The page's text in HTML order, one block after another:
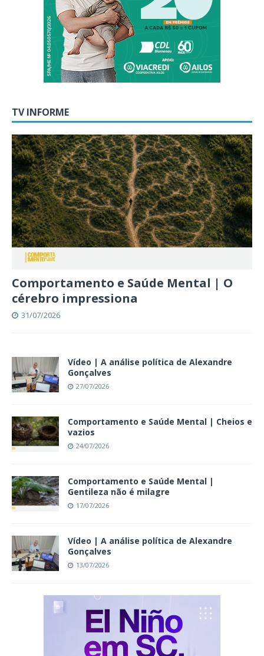
TV INFORME
Comportamento e Saúde Mental | O
cérebro impressiona
31/07/2026
Vídeo | A análise política de Alexandre
Gonçalves
27/07/2026
Comportamento e Saúde Mental | Cheios e
vazios
24/07/2026
Comportamento e Saúde Mental |
Gentileza não é milagre
17/07/2026
Vídeo | A análise política de Alexandre
Gonçalves
13/07/2026